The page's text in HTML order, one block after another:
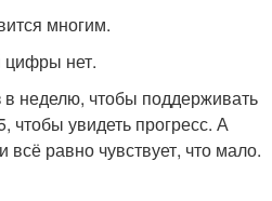
многим.
цифры нет.
в неделю, чтобы поддерживать
увидеть прогресс. А
всё равно чувствует, что мало.